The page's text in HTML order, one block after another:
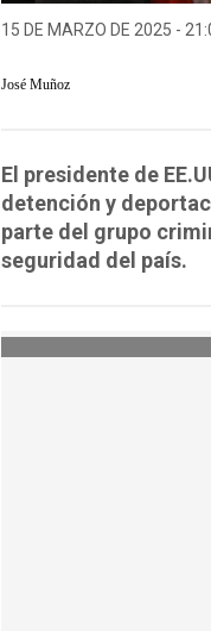
15 DE MARZO DE 2025 -
José Muñoz
El presidente de
detención y
parte del grupo
seguridad del país.